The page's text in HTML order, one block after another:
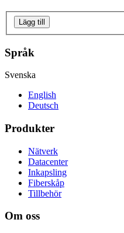
Lägg till
Språk
Svenska
English
Deutsch
Produkter
Nätverk
Datacenter
Inkapsling
Fiberskåp
Tillbehör
Om oss